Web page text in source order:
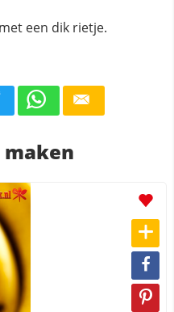
een dik rietje.